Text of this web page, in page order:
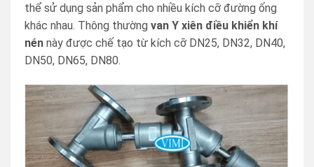
thể sử dụng sản phẩm cho nhiều kích cỡ đường ống
khác nhau. Thông thường van Y xiên điều khiển khí
nén này được chế tạo từ kích cỡ DN25, DN32, DN40,
DN50, DN65, DN80.